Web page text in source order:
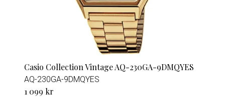
Casio Collection Vintage AQ-230GA-9DMQYES
AQ-230GA-9DMQYES
1 099 kr